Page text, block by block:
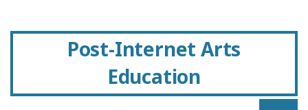
Post-Internet Arts
Education